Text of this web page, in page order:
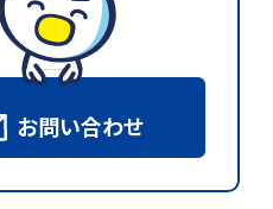
お問い合わせ